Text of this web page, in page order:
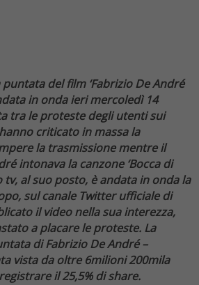
del film ‘Fabrizio De André
in onda ieri mercoledì 14
tra le proteste degli utenti sui
criticato in massa la
la trasmissione mentre il
intonava la canzone ‘Bocca di
tv, al suo posto, è andata in onda la
sul canale Twitter ufficiale di
il video nella sua interezza,
a placare le proteste. La
di Fabrizio De André –
vista da oltre 6milioni 200mila
il 25,5% di share.